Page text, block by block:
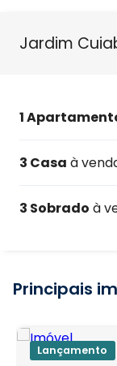
Jardim
1
3 Casa à
3 Sobrado à
Principais
Lançamento